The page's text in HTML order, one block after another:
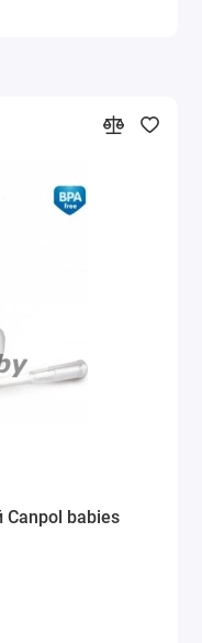
Canpol babies